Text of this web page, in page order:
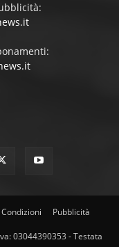
Pubblicità
03044390353 - Testata